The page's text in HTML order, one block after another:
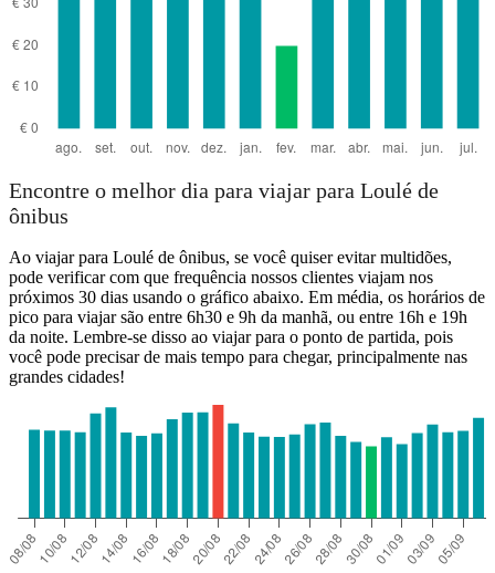
Encontre o melhor dia para viajar para Loulé de
ônibus
Ao viajar para Loulé de ônibus, se você quiser evitar multidões,
pode verificar com que frequência nossos clientes viajam nos
próximos 30 dias usando o gráfico abaixo. Em média, os horários de
pico para viajar são entre 6h30 e 9h da manhã, ou entre 16h e 19h
da noite. Lembre-se disso ao viajar para o ponto de partida, pois
você pode precisar de mais tempo para chegar, principalmente nas
grandes cidades!